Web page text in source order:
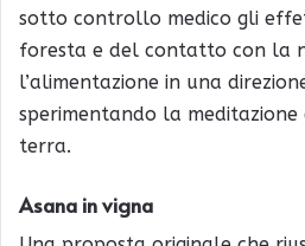
sotto controllo medico gli
foresta e del contatto con la
l’alimentazione in una
sperimentando la
terra.
Asana in vigna